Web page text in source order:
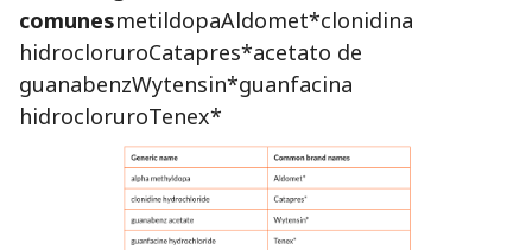
comunesmetildopaAldomet*clonidina
hidrocloruroCatapres*acetato de
guanabenzWytensin*guanfacina
hidrocloruroTenex*